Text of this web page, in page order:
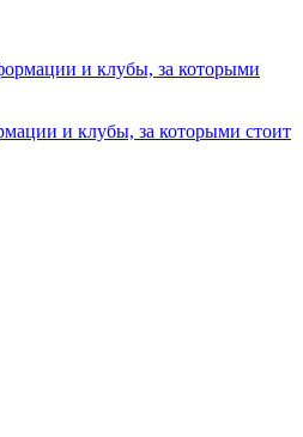
и клубы, за которыми стоит